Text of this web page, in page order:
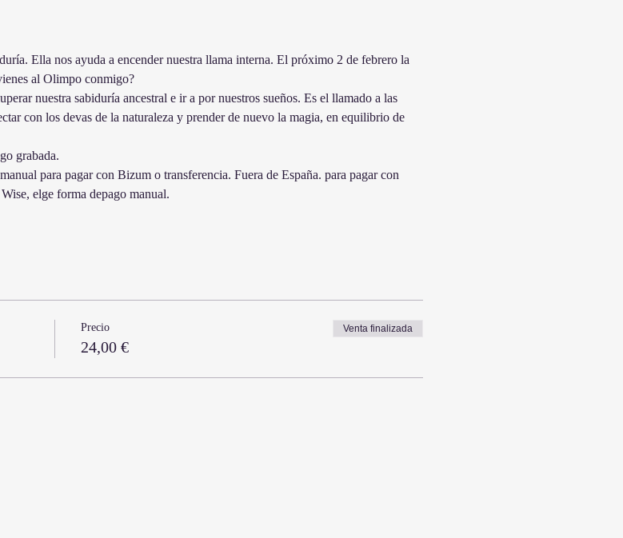
Ella nos ayuda a encender nuestra llama interna. El próximo 2 de febrero la
al Olimpo conmigo?
nuestra sabiduría ancestral e ir a por nuestros sueños. Es el llamado a las
con los devas de la naturaleza y prender de nuevo la magia, en equilibrio de
grabada.
para pagar con Bizum o transferencia. Fuera de España. para pagar con
elge forma depago manual.
Precio
24,00 €
Venta finalizada